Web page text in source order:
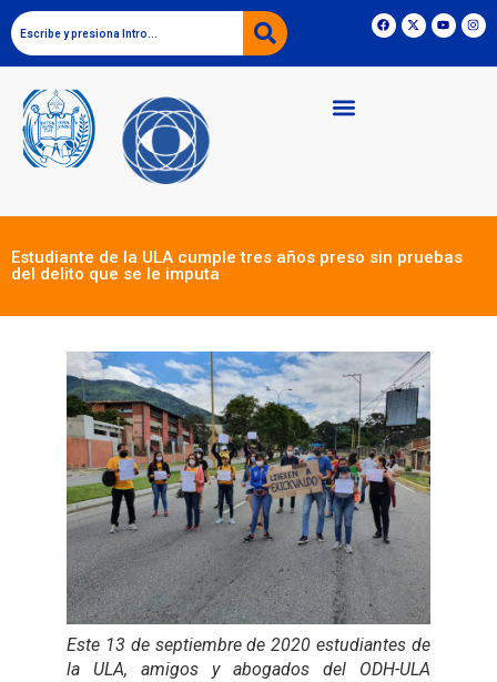
Estudiante de la ULA cumple tres años preso sin pruebas
del delito que se le imputa
Este 13 de septiembre de 2020 estudiantes de
la ULA, amigos y abogados del ODH-ULA